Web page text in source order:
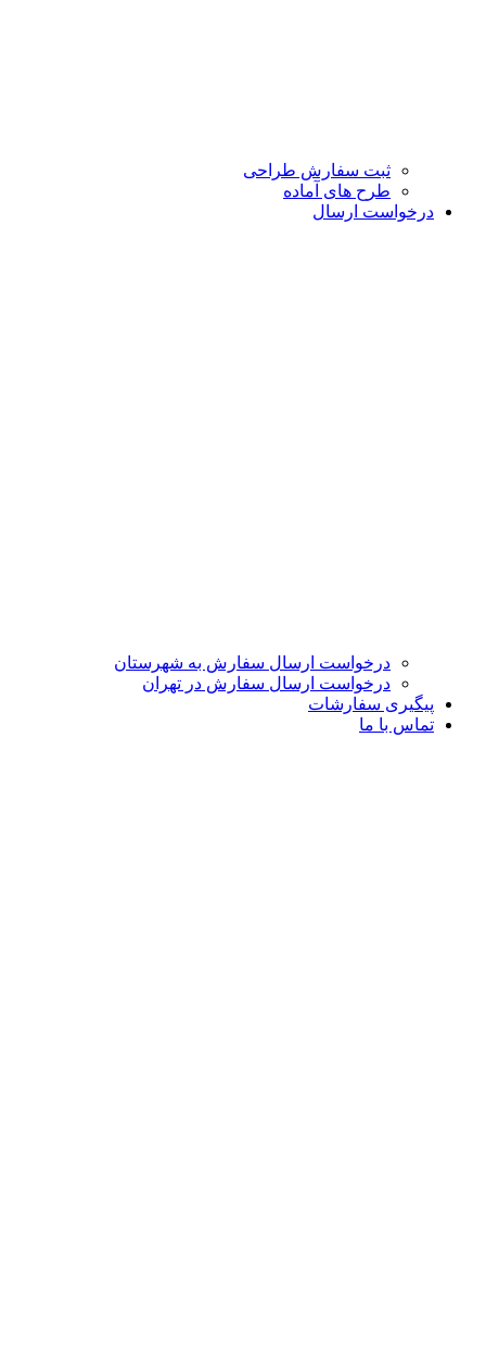
ثبت سفارش طراحی
طرح های آماده
درخواست ارسال
درخواست ارسال سفارش به شهرستان
درخواست ارسال سفارش در تهران
پیگیری سفارشات
تماس با ما